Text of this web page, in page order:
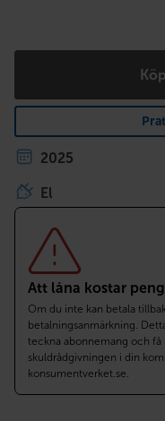
Köp
2025
El
Att låna kostar
Om du inte kan betala
betalningsanmärkning.
teckna abonnemang och
skuldrådgivningen i din
konsumentverket.se.